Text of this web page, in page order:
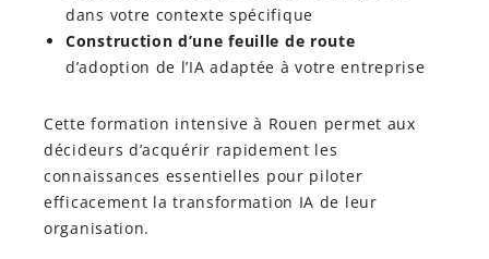
dans votre contexte spécifique
Construction d’une feuille de route
d’adoption de l’IA adaptée à votre entreprise
Cette formation intensive à Rouen permet aux
décideurs d’acquérir rapidement les
connaissances essentielles pour piloter
efficacement la transformation IA de leur
organisation.